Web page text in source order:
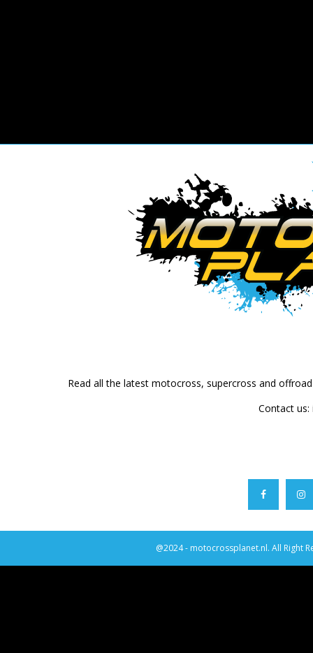
Read all the latest motocross, supercross and
Contact us:
@2024 - motocrossplanet.nl. All Right